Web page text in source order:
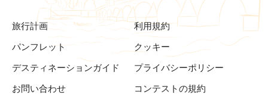
旅行計画
パンフレット
デスティネーションガイド
お問い合わせ
利用規約
クッキー
プライバシーポリシー
コンテストの規約